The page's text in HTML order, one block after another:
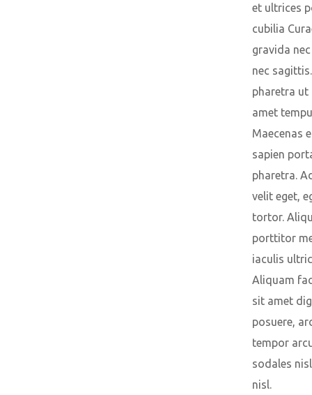
et ultrices
cubilia
gravida
nec
pharetra ut
amet
Maecenas
sapien
pharetra.
velit eget,
tortor.
porttitor
iaculis
Aliquam
sit amet
posuere,
tempor
sodales
nisl.